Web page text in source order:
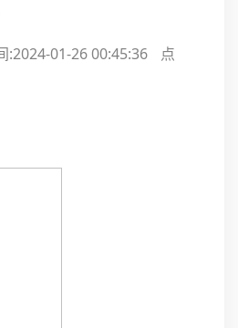
:2024-01-26 00:45:36
点